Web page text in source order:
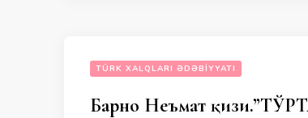
TÜRK XALQLARI ƏDƏBIYYATI
Барно Неъмат